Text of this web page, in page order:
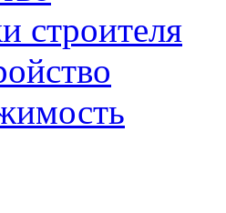
строителя